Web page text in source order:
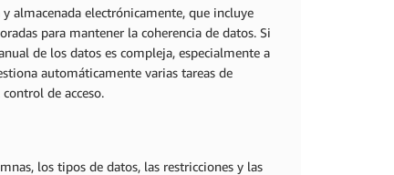
almacenada electrónicamente, que incluye
para mantener la coherencia de datos. Si
de los datos es compleja, especialmente a
automáticamente varias tareas de
de acceso.
los tipos de datos, las restricciones y las